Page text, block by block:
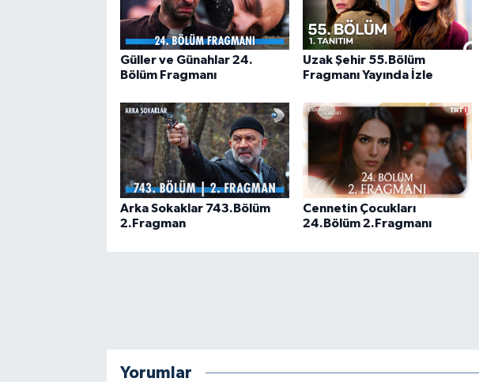
Güller ve Günahlar 24.
Bölüm Fragmanı
Uzak Şehir 55.Bölüm
Fragmanı Yayında İzle
Arka Sokaklar 743.Bölüm
2.Fragman
Cennetin Çocukları
24.Bölüm 2.Fragmanı
Yorumlar